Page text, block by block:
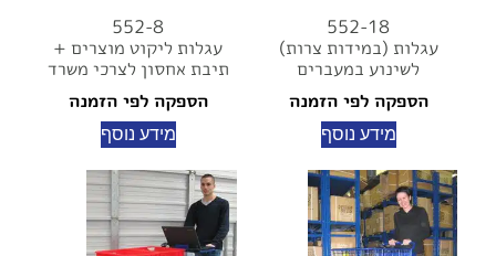
552-18
עגלות (במידות צרות)
לשינוע במעברים
הספקה לפי הזמנה
מידע נוסף
552-8
עגלות ליקוט מוצרים +
תיבת אחסון לצרכי משרד
הספקה לפי הזמנה
מידע נוסף